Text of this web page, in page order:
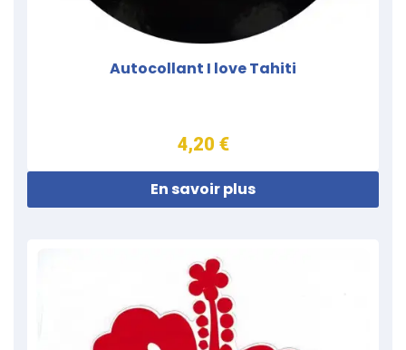
Autocollant I love Tahiti
4,20 €
En savoir plus